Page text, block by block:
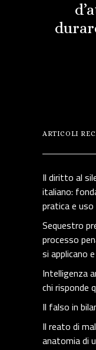
ARTICOLI
Il diritto al
italiano:
pratica e
Sequestro
processo
si applicano
Intelligenza
chi risponde
Il falso in
Il reato di
anatomia di